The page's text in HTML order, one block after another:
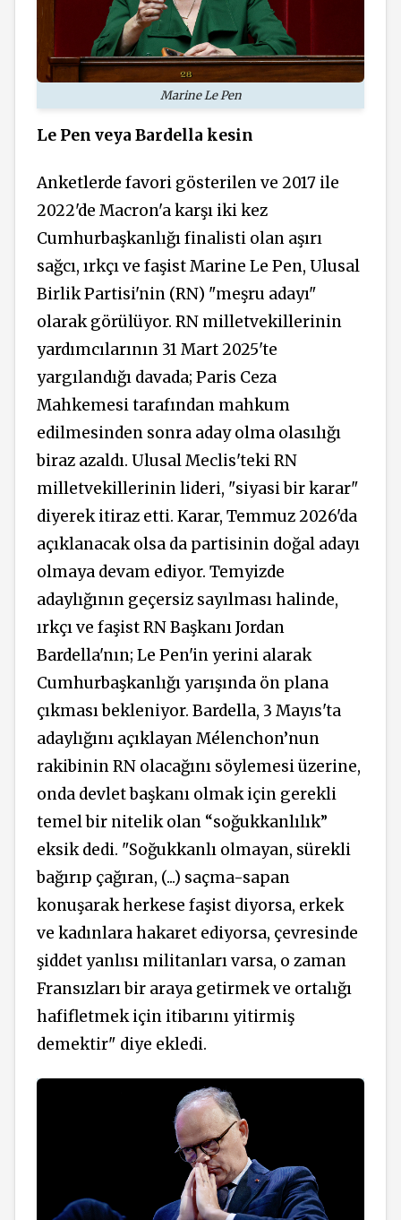
Marine Le Pen
Le Pen veya Bardella kesin
Anketlerde favori gösterilen ve 2017 ile
2022'de Macron'a karşı iki kez
Cumhurbaşkanlığı finalisti olan aşırı
sağcı, ırkçı ve faşist Marine Le Pen, Ulusal
Birlik Partisi'nin (RN) "meşru adayı"
olarak görülüyor. RN milletvekillerinin
yardımcılarının 31 Mart 2025'te
yargılandığı davada; Paris Ceza
Mahkemesi tarafından mahkum
edilmesinden sonra aday olma olasılığı
biraz azaldı. Ulusal Meclis'teki RN
milletvekillerinin lideri, "siyasi bir karar"
diyerek itiraz etti. Karar, Temmuz 2026'da
açıklanacak olsa da partisinin doğal adayı
olmaya devam ediyor. Temyizde
adaylığının geçersiz sayılması halinde,
ırkçı ve faşist RN Başkanı Jordan
Bardella'nın; Le Pen'in yerini alarak
Cumhurbaşkanlığı yarışında ön plana
çıkması bekleniyor. Bardella, 3 Mayıs'ta
adaylığını açıklayan Mélenchon’nun
rakibinin RN olacağını söylemesi üzerine,
onda devlet başkanı olmak için gerekli
temel bir nitelik olan “soğukkanlılık”
eksik dedi. "Soğukkanlı olmayan, sürekli
bağırıp çağıran, (...) saçma-sapan
konuşarak herkese faşist diyorsa, erkek
ve kadınlara hakaret ediyorsa, çevresinde
şiddet yanlısı militanları varsa, o zaman
Fransızları bir araya getirmek ve ortalığı
hafifletmek için itibarını yitirmiş
demektir" diye ekledi.